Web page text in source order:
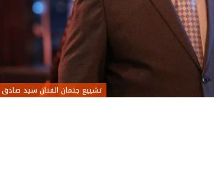
تشييع جثمان الفنان سيد صادق